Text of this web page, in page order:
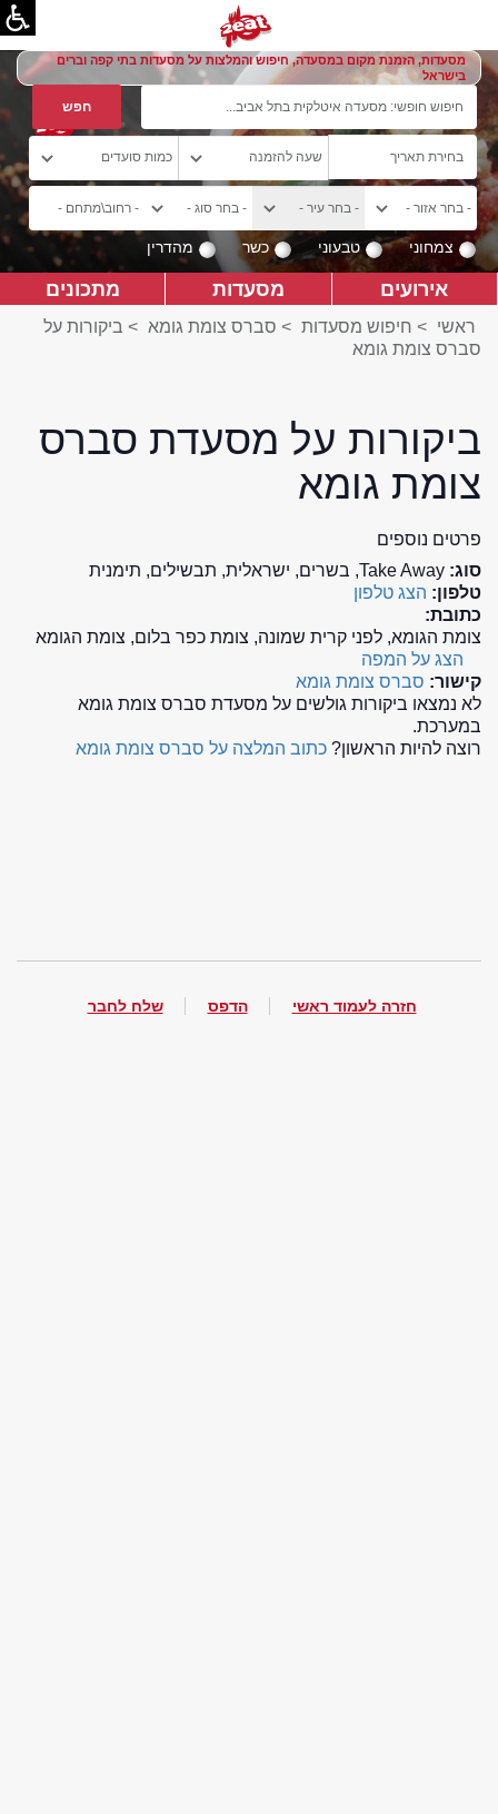
מסעדות, הזמנת מקום במסעדה, חיפוש והמלצות על מסעדות בתי קפה וברים
בישראל
צמחוני טבעוני כשר מהדרין
אירועים מסעדות מתכונים
ראשי > חיפוש מסעדות > סברס צומת גומא > ביקורות על
סברס צומת גומא
ביקורות על מסעדת סברס
צומת גומא
פרטים נוספים
סוג: Take Away, בשרים, ישראלית, תבשילים, תימנית
טלפון: הצג טלפון
כתובת:
צומת הגומא, לפני קרית שמונה, צומת כפר בלום, צומת הגומא
הצג על המפה
קישור: סברס צומת גומא
לא נמצאו ביקורות גולשים על מסעדת סברס צומת גומא
במערכת.
רוצה להיות הראשון? כתוב המלצה על סברס צומת גומא
חזרה לעמוד ראשי הדפס שלח לחבר